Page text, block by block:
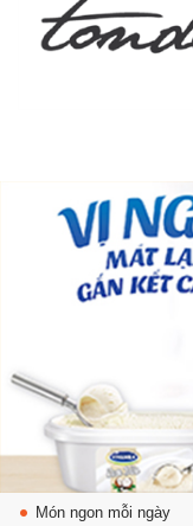
Món ngon mỗi ngày